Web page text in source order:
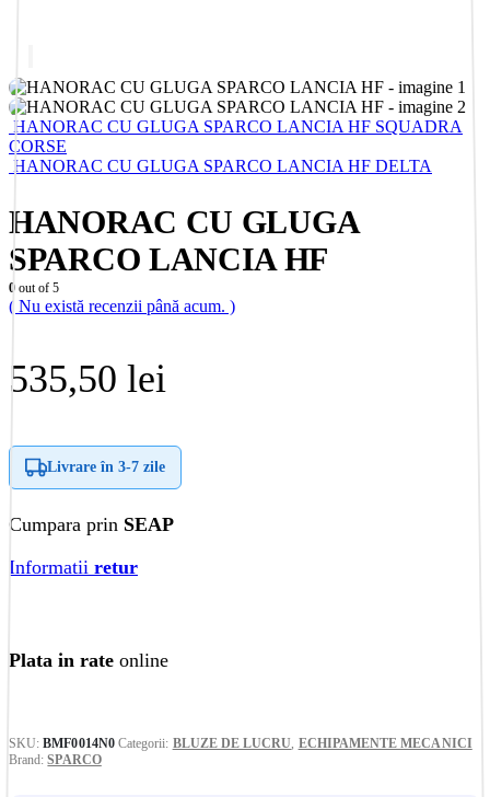
HANORAC CU GLUGA SPARCO LANCIA HF SQUADRA
CORSE
HANORAC CU GLUGA SPARCO LANCIA HF DELTA
HANORAC CU GLUGA
SPARCO LANCIA HF
0 out of 5
( Nu există recenzii până acum. )
535,50 lei
Livrare în 3-7 zile
Cumpara prin SEAP
Informatii retur
Plata in rate online
SKU:BMF0014N0 Categorii: BLUZE DE LUCRU ECHIPAMENTE MECANICI
Brand:SPARCO